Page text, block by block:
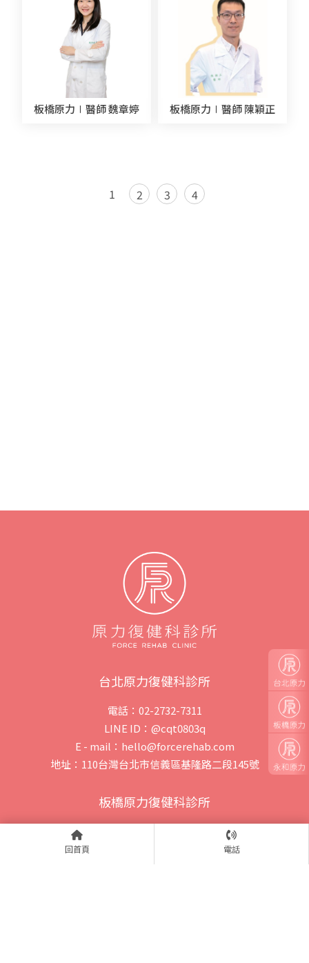
板橋原力∣醫師 魏章婷 板橋原力∣醫師 陳穎正
1 2 3 4
回首頁 電話
台北原力復健科診所
電話：02-2732-7311
LINE ID：@cqt0803q
E - mail：hello@forcerehab.com
地址：110台灣台北市信義區基隆路二段145號
板橋原力復健科診所
E - mail：forcerehab824@gmail.com